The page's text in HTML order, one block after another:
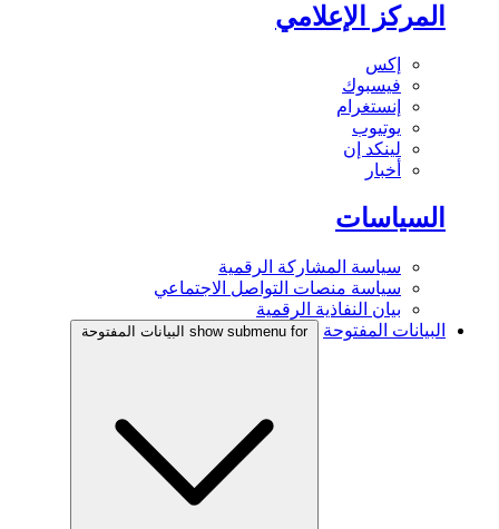
المركز الإعلامي
إكس
فيسبوك
إنستغرام
يوتيوب
لينكد إن
أخبار
السياسات
سياسة المشاركة الرقمية
سياسة منصات التواصل الاجتماعي
بيان النفاذية الرقمية
البيانات المفتوحة
show submenu for البيانات المفتوحة